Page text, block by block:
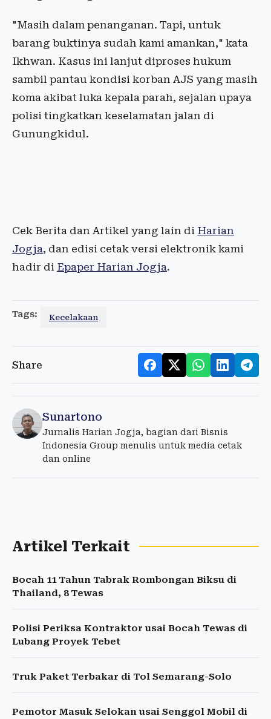
"Masih dalam penanganan. Tapi, untuk
barang buktinya sudah kami amankan," kata
Ikhwan. Kasus ini lanjut diproses hukum
sambil pantau kondisi korban AJS yang masih
koma akibat luka kepala parah, sejalan upaya
polisi tingkatkan keselamatan jalan di
Gunungkidul.
Cek Berita dan Artikel yang lain di Harian
Jogja, dan edisi cetak versi elektronik kami
hadir di Epaper Harian Jogja.
Tags: Kecelakaan
Share
Sunartono
Jurnalis Harian Jogja, bagian dari Bisnis
Indonesia Group menulis untuk media cetak
dan online
Artikel Terkait
Bocah 11 Tahun Tabrak Rombongan Biksu di
Thailand, 8 Tewas
Polisi Periksa Kontraktor usai Bocah Tewas di
Lubang Proyek Tebet
Truk Paket Terbakar di Tol Semarang-Solo
Pemotor Masuk Selokan usai Senggol Mobil di